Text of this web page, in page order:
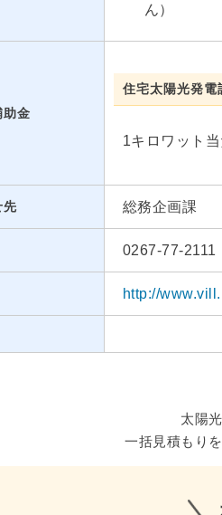
ん）
助金
住宅太陽光発電
1キロワット
先 総務企画課
0267-77-2111
http://
太陽
一括見積もり